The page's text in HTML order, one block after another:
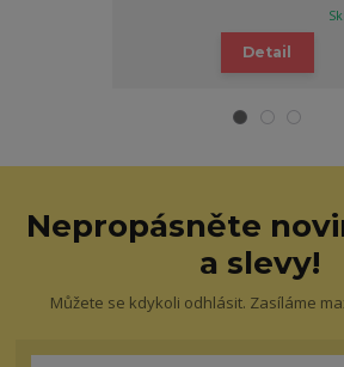
Detail
Nepropásněte
a slevy!
Můžete se kdykoli odhlásit. Zasíláme